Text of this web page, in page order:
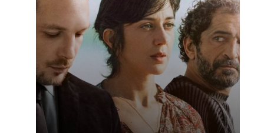
Réalisé par Pauline Brunner et Marion Verlé
Voir la fiche du film